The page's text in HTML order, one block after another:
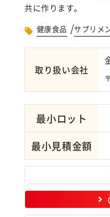
共に作ります。
健康食品 /サプリメ
取り扱い会社
最小ロット
最小見積金額